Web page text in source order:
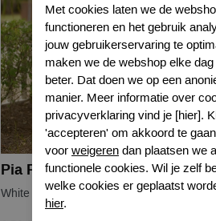
Pia Rossini ola trousers
White
Met cookies laten we de
functioneren en het gebruik
jouw gebruikerservaring te
maken we de webshop elke
beter. Dat doen we op een
manier. Meer informatie over
privacyverklaring vind je [hier].
'accepteren' om akkoord te
voor weigeren dan plaatsen we
functionele cookies. Wil je zelf
welke cookies er geplaatst
hier.